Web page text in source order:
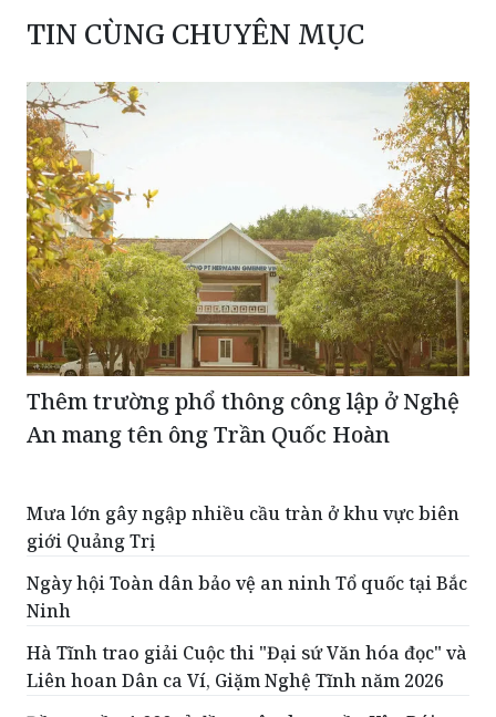
TIN CÙNG CHUYÊN MỤC
Thêm trường phổ thông công lập ở Nghệ
An mang tên ông Trần Quốc Hoàn
Mưa lớn gây ngập nhiều cầu tràn ở khu vực biên
giới Quảng Trị
Ngày hội Toàn dân bảo vệ an ninh Tổ quốc tại Bắc
Ninh
Hà Tĩnh trao giải Cuộc thi "Đại sứ Văn hóa đọc" và
Liên hoan Dân ca Ví, Giặm Nghệ Tĩnh năm 2026